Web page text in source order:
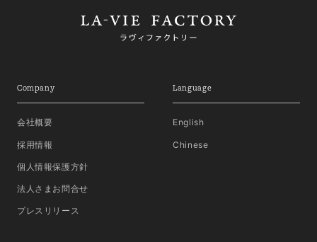
Company
会社概要
採用情報
個人情報保護方針
法人さまお問合せ
プレスリリース
Language
English
Chinese